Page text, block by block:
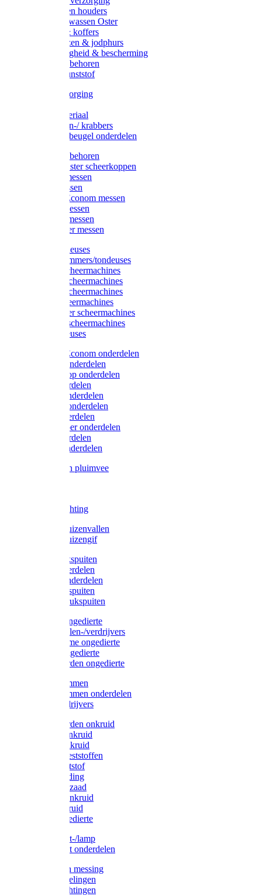
Likstenen en houders
Poetsen & wassen Oster
Poetssets & koffers
Ruiter laarzen & jodphurs
Ruiter veiligheid & bescherming
Ruiter - toebehoren
Voerbak kunststof
Klauwverzorging
Injectiemateriaal
Hoefmessen-/ krabbers
Hoefbekapbeugel onderdelen
Messen toebehoren
Moser & Oster scheerkoppen
Hauptner messen
Liscop messen
Aesculap/Econom messen
Heiniger messen
Constanta messen
FarmClipper messen
Moser tondeuses
Overige trimmers/tondeuses
Heiniger scheermachines
Hauptner scheermachines
Aesculap scheermachines
Liscop scheermachines
FarmClipper scheermachines
Constanta scheermachines
Wahl tondeuses
Aesculap/Econom onderdelen
Hauptner onderdelen
Lister/Liscop onderdelen
Eider onderdelen
Heiniger onderdelen
Constanta onderdelen
Moser onderdelen
Farm Clipper onderdelen
Oster onderdelen
TailWell onderdelen
Voerbakken pluimvee
LED verlichting
Ratten / Muizenvallen
Ratten / Muizengif
Gloria drukspuiten
Gloria onderdelen
Gardena onderdelen
Dario drukspuiten
Gardena drukspuiten
Diversen ongedierte
Insectenvallen-/verdrijvers
Protect Home ongedierte
Solabiol ongedierte
Protect Garden ongedierte
Mollenklemmen
Mollenklemmen onderdelen
Mollenverdrijvers
Protect Garden onkruid
Diversen onkruid
Solabiol onkruid
Solabiol meststoffen
Pokon meststof
Pokon voeding
Pokon graszaad
Roundup onkruid
Pokon onkruid
Pokon ongedierte
Vliegenkast-/lamp
Vliegenkast onderdelen
Zuigkorven messing
Geka koppelingen
Geka afdichtingen